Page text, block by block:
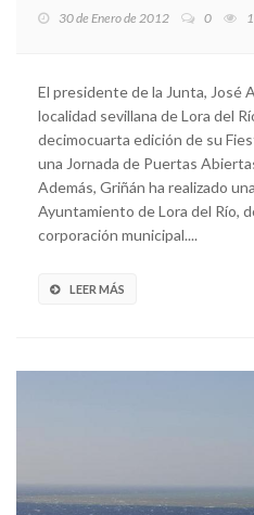
30 de Enero de 2012 0
El presidente de la Junta, José
localidad sevillana de Lora del
decimocuarta edición de su
una Jornada de Puertas
Además, Griñán ha realizado
Ayuntamiento de Lora del Río,
corporación municipal....
LEER MÁS